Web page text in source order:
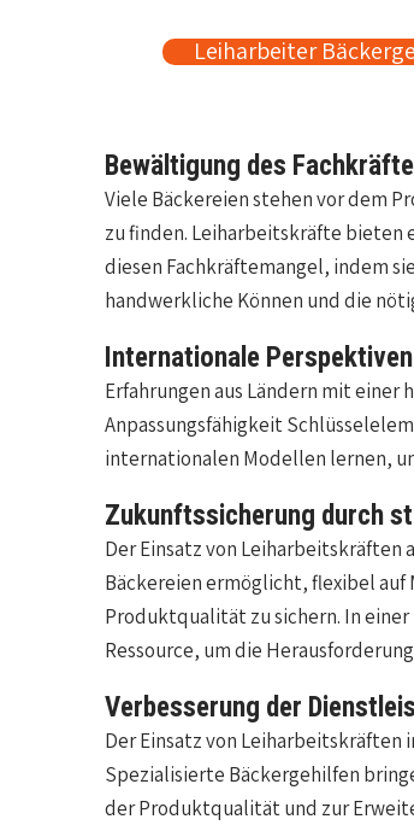
Leiharbeiter
Bewältigung des
Viele Bäckereien stehen vor dem
zu finden. Leiharbeitskräfte bieten
diesen Fachkräftemangel, indem
handwerkliche Können und die
Internationale
Erfahrungen aus Ländern mit
Anpassungsfähigkeit
internationalen Modellen lernen,
Zukunftssicherung durch
Der Einsatz von Leiharbeitskräften
Bäckereien ermöglicht, flexibel auf
Produktqualität zu sichern. In
Ressource, um die
Verbesserung der
Der Einsatz von Leiharbeitskräften
Spezialisierte Bäckergehilfen
der Produktqualität und zur